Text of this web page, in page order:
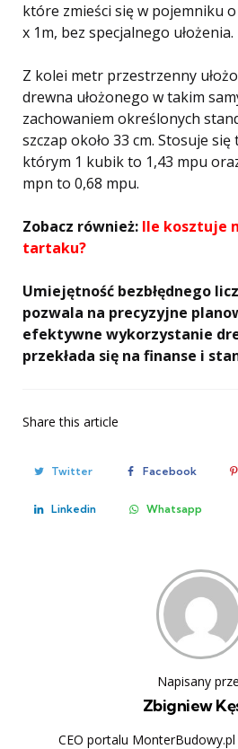
które zmieści się w pojemniku
x 1m, bez specjalnego ułożenia.
Z kolei metr przestrzenny
drewna ułożonego w takim
zachowaniem określonych
szczap około 33 cm. Stosuje
którym 1 kubik to 1,43 mpu
mpn to 0,68 mpu.
Zobacz również: Ile kosztuje
tartaku?
Umiejętność bezbłędnego
pozwala na precyzyjne
efektywne wykorzystanie
przekłada się na finanse i
Share this article
Twitter Facebook
Linkedin Whatsapp
Napisany
Zbigniew
CEO portalu